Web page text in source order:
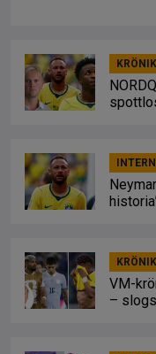
VM-
–